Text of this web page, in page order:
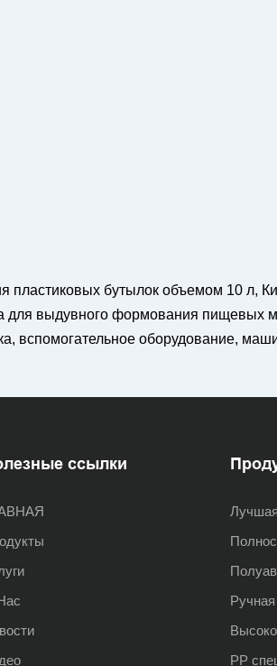
бутылок объемом 10 л,
выдувного формования пищевых
вспомогательное оборудование,
ссылки
PP